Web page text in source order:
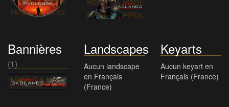
Bannières
(1)
Landscapes
Aucun landscape
en Français
(France)
Keyarts
Aucun keyart en
Français (France)